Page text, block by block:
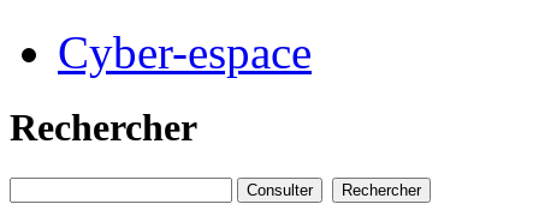
Cyber-espace
Rechercher